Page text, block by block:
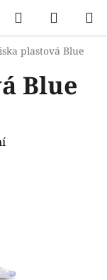
Hledat
KOŠÍK
plastová Blue
Blue